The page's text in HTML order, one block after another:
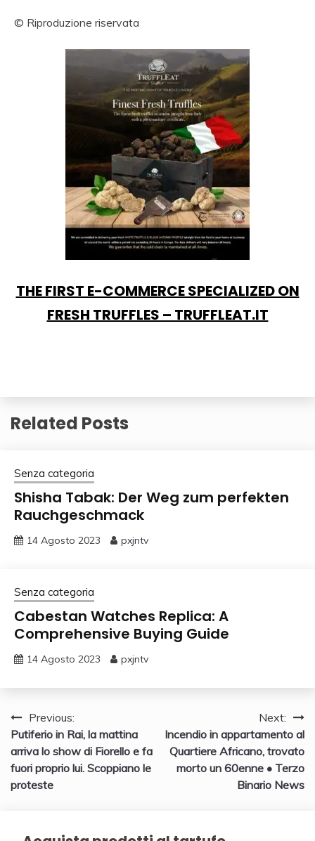
© Riproduzione riservata
THE FIRST E-COMMERCE SPECIALIZED ON
FRESH TRUFFLES – TRUFFLEAT.IT
Related Posts
Senza categoria
Shisha Tabak: Der Weg zum perfekten
Rauchgeschmack
14 Agosto 2023 pxjntv
Senza categoria
Cabestan Watches Replica: A
Comprehensive Buying Guide
14 Agosto 2023 pxjntv
Navigazione
articoli
Previous:
Putiferio in Rai, la mattina
arriva lo show di Fiorello e fa
fuori proprio lui. Scoppiano le
proteste
Next:
Incendio in appartamento al
Quartiere Africano, trovato
morto un 60enne • Terzo
Binario News